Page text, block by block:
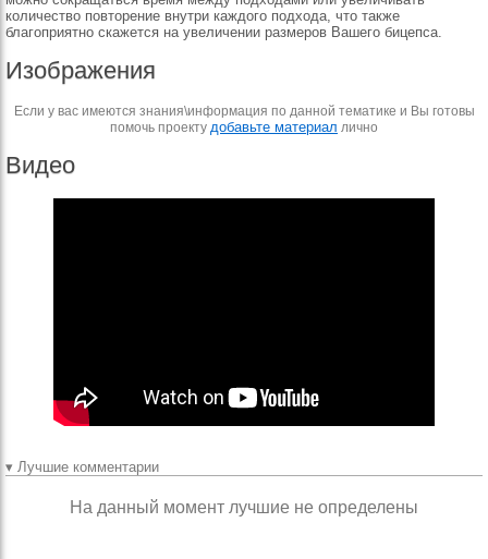
количество повторение внутри каждого подхода, что также
благоприятно скажется на увеличении размеров Вашего бицепса.
Изображения
Если у вас имеются знания\информация по данной тематике и Вы готовы
помочь проекту добавьте материал лично
Видео
▾ Лучшие комментарии
На данный момент лучшие не определены